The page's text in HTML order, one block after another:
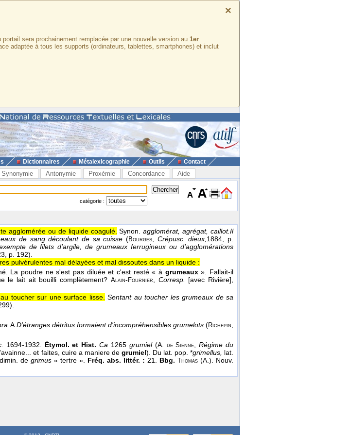
×
sera prochainement remplacée par une nouvelle version au 1er
adaptée à tous les supports (ordinateurs, tablettes, smartphones) et inclut
Dictionnaires Métalexicographie Outils Contact
Synonymie Antonymie Proxémie Concordance Aide
catégorie :
agglomérée ou de liquide coagulé. Synon.agglomérat, agrégat, caillot.Il
de sang découlant de sa cuisse (Bourges, Crépusc. dieux,1884, p.
de filets d'argile, de grumeaux ferrugineux ou d'agglomérations
, p. 192).
pulvérulentes mal délayées et mal dissoutes dans un liquide :
La poudre ne s'est pas diluée et c'est resté « à grumeaux». Fallait-il
le lait ait bouilli complètement? Alain- Fournier, Corresp. [avec Rivière],
toucher sur une surface lisse. Sentant au toucher les grumeaux de sa
A.D'étranges détritus formaient d'incompréhensibles grumelots(Richepin,
1694-1932. Étymol. et Hist.Ca 1265 grumiel (A. de Sienne,Régime du
et faites, cuire a maniere de grumiel). Du lat. pop. *grimellus, lat.
de grimus « tertre ». Fréq. abs. littér. : 21. Bbg. Thomas (A.). Nouv.